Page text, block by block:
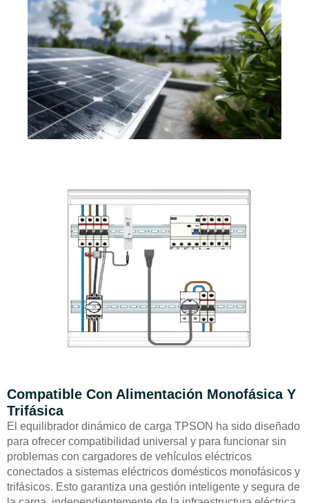
Compatible Con Alimentación Monofásica Y
Trifásica
El equilibrador dinámico de carga TPSON ha sido diseñado
para ofrecer compatibilidad universal y para funcionar sin
problemas con cargadores de vehículos eléctricos
conectados a sistemas eléctricos domésticos monofásicos y
trifásicos. Esto garantiza una gestión inteligente y segura de